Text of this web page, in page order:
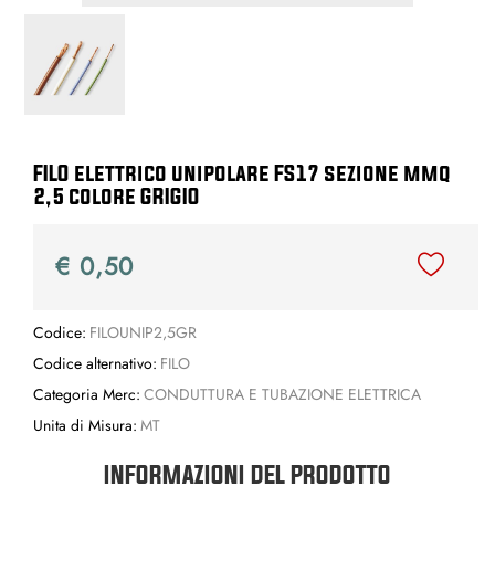
FILO elettrico unipolare FS17 sezione mmq
2,5 colore GRIGIO
€ 0,50
Codice: FILOUNIP2,5GR
Codice alternativo: FILO
Categoria Merc: CONDUTTURA E TUBAZIONE ELETTRICA
Unita di Misura: MT
INFORMAZIONI DEL PRODOTTO